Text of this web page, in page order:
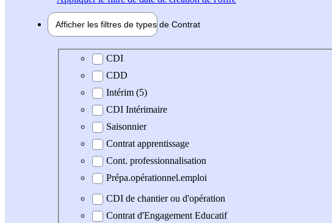
Afficher les filtres de types de Contrat
Type de contrat
CDI
CDD
Intérim (5)
CDI Intérimaire
Saisonnier
Contrat apprentissage
Cont. professionnalisation
Prépa.opérationnel.emploi
CDI de chantier ou d'opération
Contrat d'Engagement Educatif